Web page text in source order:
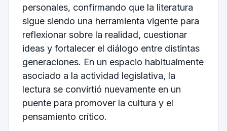
personales, confirmando que la literatura
sigue siendo una herramienta vigente para
reflexionar sobre la realidad, cuestionar
ideas y fortalecer el diálogo entre distintas
generaciones. En un espacio habitualmente
asociado a la actividad legislativa, la
lectura se convirtió nuevamente en un
puente para promover la cultura y el
pensamiento crítico.